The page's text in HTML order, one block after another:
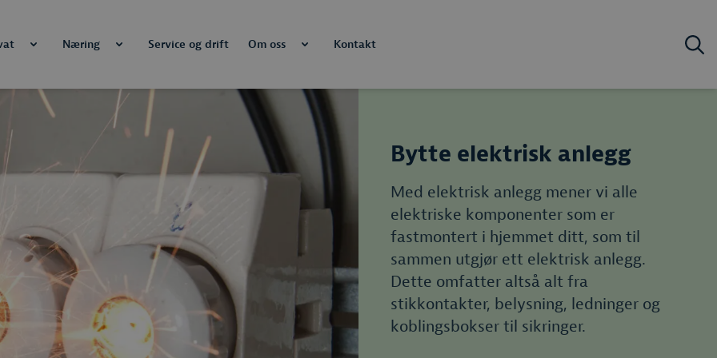
Næring Service og drift Om oss Kontakt
Bytte elektrisk anlegg
Med elektrisk anlegg mener vi alle
elektriske komponenter som er
fastmontert i hjemmet ditt, som til
sammen utgjør ett elektrisk anlegg.
Dette omfatter altså alt fra
stikkontakter, belysning, ledninger og
koblingsbokser til sikringer.